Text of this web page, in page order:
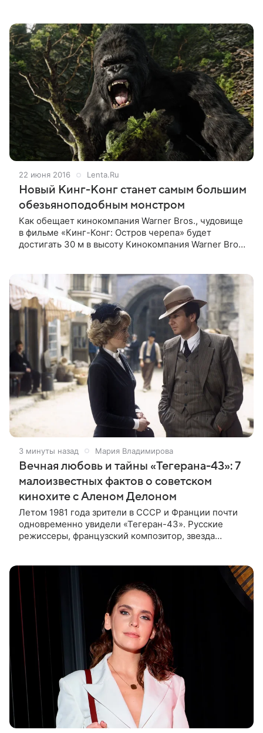
22 июня 2016 Lenta.Ru
Новый Кинг-Конг станет самым большим
обезьяноподобным монстром
Как обещает кинокомпания Warner Bros., чудовище
в фильме «Кинг-Конг: Остров черепа» будет
достигать 30 м в высоту Кинокомпания Warner Bros.
3 минуты назад Мария Владимирова
Вечная любовь и тайны «Тегерана-43»: 7
малоизвестных фактов о советском
кинохите с Аленом Делоном
Летом 1981 года зрители в СССР и Франции почти
одновременно увидели «Тегеран-43». Русские
режиссеры, французский композитор, звезда